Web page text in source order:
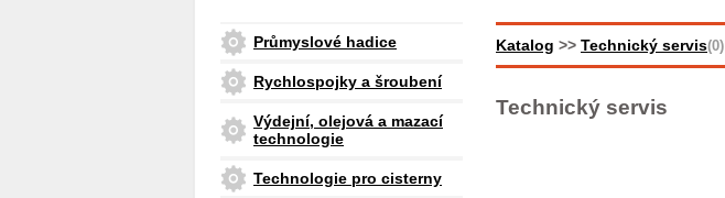
Průmyslové hadice
Rychlospojky a šroubení
Výdejní, olejová a mazací
technologie
Technologie pro cisterny
Katalog >> Technický servis(0)
Technický servis